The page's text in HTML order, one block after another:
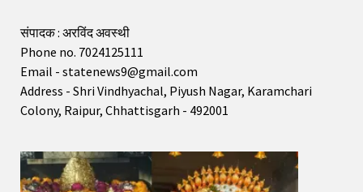
संपादक : अरविंद अवस्थी
Phone no. 7024125111
Email - statenews9@gmail.com
Address - Shri Vindhyachal, Piyush Nagar, Karamchari
Colony, Raipur, Chhattisgarh - 492001